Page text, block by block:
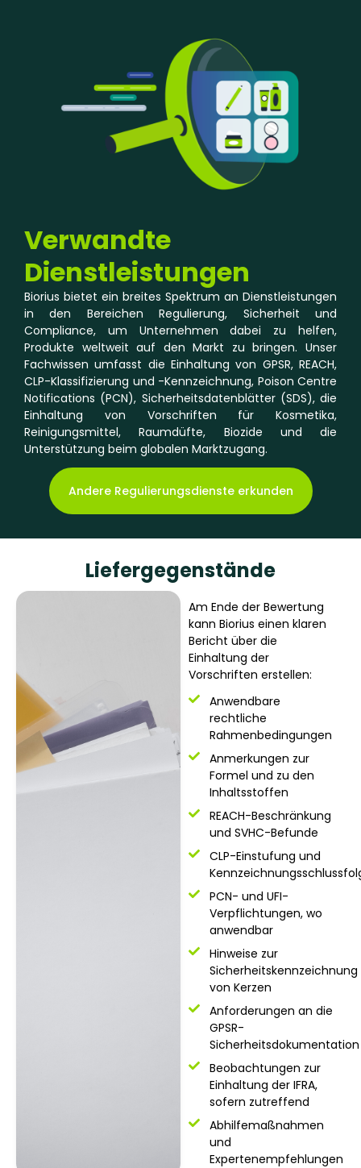
Verwandte
Dienstleistungen
Biorius bietet ein breites Spektrum an Dienstleistungen
in den Bereichen Regulierung, Sicherheit und
Compliance, um Unternehmen dabei zu helfen,
Produkte weltweit auf den Markt zu bringen. Unser
Fachwissen umfasst die Einhaltung von GPSR, REACH,
CLP-Klassifizierung und -Kennzeichnung, Poison Centre
Notifications (PCN), Sicherheitsdatenblätter (SDS), die
Einhaltung von Vorschriften für Kosmetika,
Reinigungsmittel, Raumdüfte, Biozide und die
Unterstützung beim globalen Marktzugang.
Andere Regulierungsdienste erkunden
Liefergegenstände
Am Ende der Bewertung
kann Biorius einen klaren
Bericht über die
Einhaltung der
Vorschriften erstellen:
Anwendbare
rechtliche
Rahmenbedingungen
Anmerkungen zur
Formel und zu den
Inhaltsstoffen
REACH-Beschränkung
und SVHC-Befunde
CLP-Einstufung und
PCN- und UFI-
Verpflichtungen, wo
anwendbar
Hinweise zur
Sicherheitskennzeichnung
von Kerzen
Anforderungen an die
GPSR-
Sicherheitsdokumentation
Beobachtungen zur
Einhaltung der IFRA,
sofern zutreffend
Abhilfemaßnahmen
und
Expertenempfehlungen